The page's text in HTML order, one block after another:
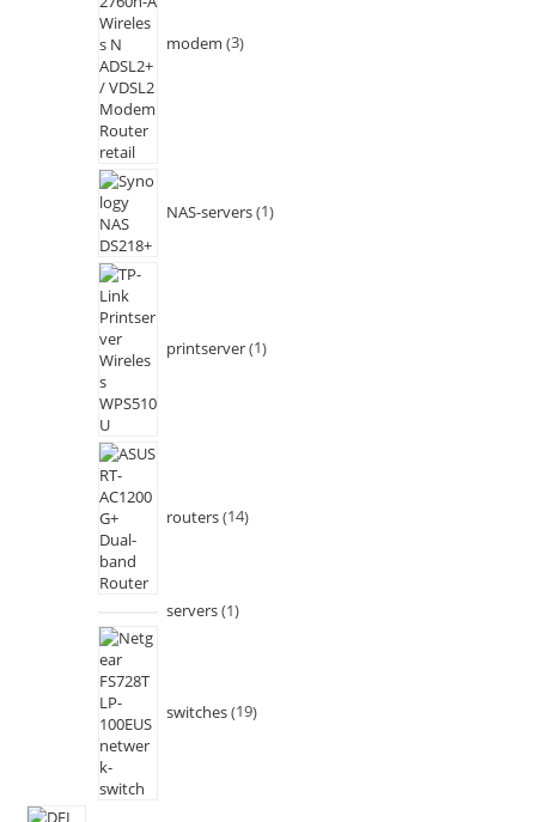
modem 3
NAS-servers 1
printserver 1
routers 14
servers 1
switches 19